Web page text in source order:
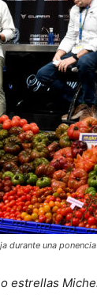
durante una
estrellas